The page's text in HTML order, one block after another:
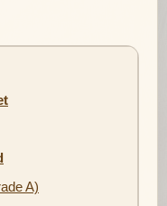
A)